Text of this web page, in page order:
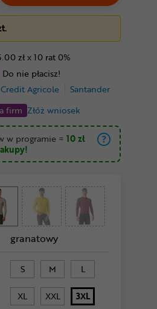
zł x 10 rat 0%
Do nie płacisz!
Credit Agricole
Santander
firm Złóż wniosek
w programie = 10 zł
granatowy
S M L
XL XXL 3XL